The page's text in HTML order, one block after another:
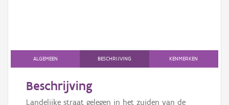
Persoon of collectief
Downloads
ALGEMEEN BESCHRIJVING KENMERKEN
Beschrijving
Landelijke straat gelegen in het zuiden van de